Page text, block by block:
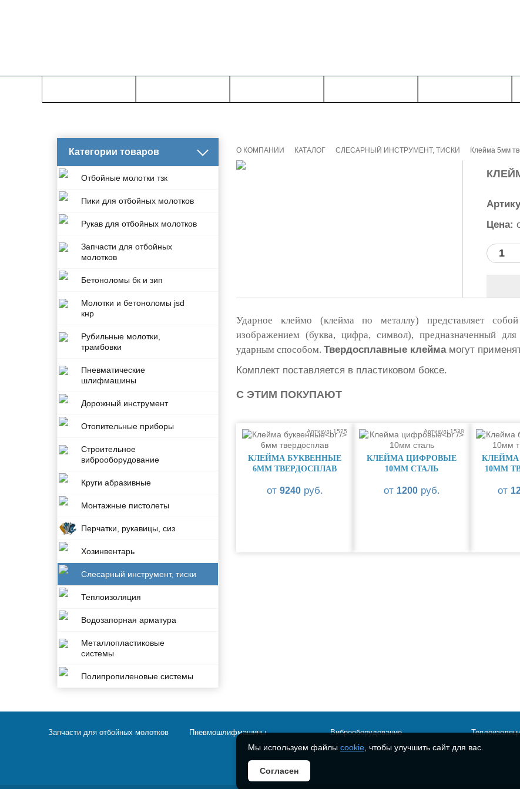
Категории товаров
Отбойные молотки тзк
Пики для отбойных молотков
Рукав для отбойных молотков
Запчасти для отбойных
молотков
Бетоноломы бк и зип
Молотки и бетоноломы jsd
кнр
Рубильные молотки,
трамбовки
Пневматические
шлифмашины
Дорожный инструмент
Отопительные приборы
Строительное
виброоборудование
Круги абразивные
Монтажные пистолеты
Перчатки, рукавицы, сиз
Хозинвентарь
Слесарный инструмент, тиски
Теплоизоляция
Водозапорная арматура
Металлопластиковые
системы
Полипропиленовые системы
О КОМПАНИИ КАТАЛОГ СЛЕСАРНЫЙ ИНСТРУМЕНТ, ТИСКИ Клейма 5мм
Цена:
Ударное клеймо (клейма по металлу) представляет
изображением (буква, цифра, символ), предназначенный
ударным способом. Твердосплавные клеймамогут
Комплект поставляется в пластиковом боксе.
С ЭТИМ ПОКУПАЮТ
Артикул: 1525
КЛЕЙМА БУКВЕННЫЕ
6ММ ТВЕРДОСПЛАВ
от 9240руб.
Артикул: 1538
КЛЕЙМА ЦИФРОВЫЕ
10ММ СТАЛЬ
от 1200руб.
10ММ
от
Запчасти для отбойных молотков Пневмошлифмашины Виброоборудование
Мы используем файлы cookie , чтобы улучшить сайт для вас.
Согласен